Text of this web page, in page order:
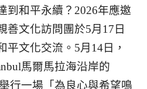
到和平永續？2026年應邀
善文化訪問團於5月17日
平文化交流。5月14日，
馬爾馬拉海沿岸的
舉行一場「為良心與希望鳴